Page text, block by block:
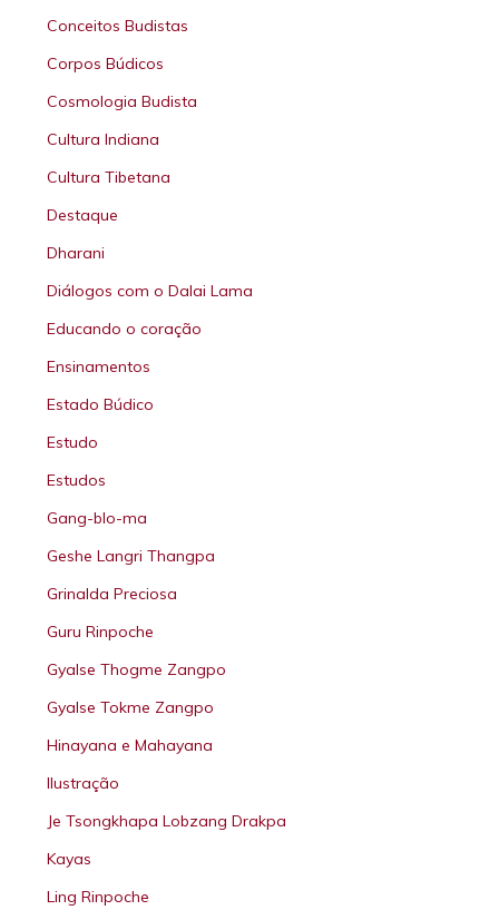
Conceitos Budistas
Corpos Búdicos
Cosmologia Budista
Cultura Indiana
Cultura Tibetana
Destaque
Dharani
Diálogos com o Dalai Lama
Educando o coração
Ensinamentos
Estado Búdico
Estudo
Estudos
Gang-blo-ma
Geshe Langri Thangpa
Grinalda Preciosa
Guru Rinpoche
Gyalse Thogme Zangpo
Gyalse Tokme Zangpo
Hinayana e Mahayana
Ilustração
Je Tsongkhapa Lobzang Drakpa
Kayas
Ling Rinpoche